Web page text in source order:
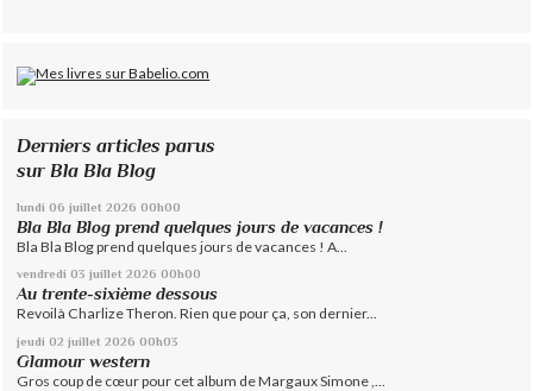
Derniers articles parus
sur Bla Bla Blog
lundi 06 juillet 2026 00h00
Bla Bla Blog prend quelques jours de vacances !
Bla Bla Blog prend quelques jours de vacances ! A...
vendredi 03 juillet 2026 00h00
Au trente-sixième dessous
Revoilà Charlize Theron. Rien que pour ça, son dernier...
jeudi 02 juillet 2026 00h03
Glamour western
Gros coup de cœur pour cet album de Margaux Simone ,...